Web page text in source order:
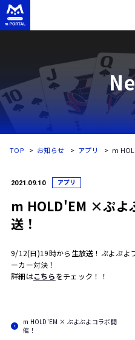
TOP お知らせ アプリ m
2021.09.10 アプリ
m HOLD'EM ×ぷよ
送！
9/12(日)19時から生放送！ぷよぷよ
ーカー対決！
詳細はこちらをチェック！！
m HOLD'EM × ぷよぷよコラボ開
催！